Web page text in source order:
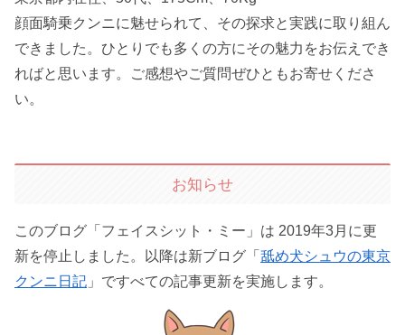
顔面騎乗クンニに魅せられて、その探求と実践に取り組ん
できました。ひとりでも多くの方にその魅力をお伝えでき
ればと思います。ご感想やご質問ぜひともお寄せくださ
い。
お知らせ
このブログ「フェイスシット・ミー」は 2019年3月に更
新を停止しました。以降は新ブログ「 舐め犬シュウの東京
クンニ日記 」ですべての記事更新を実施します。